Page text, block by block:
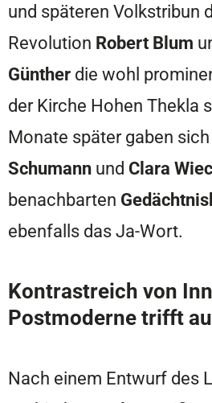
und späteren Volkstribun
Revolution Robert Blum
Günther die wohl
der Kirche Hohen Thekla
Monate später gaben sich
Schumann und Clara
benachbarten
ebenfalls das Ja-Wort.
Kontrastreich von
Postmoderne trifft
Nach einem Entwurf des